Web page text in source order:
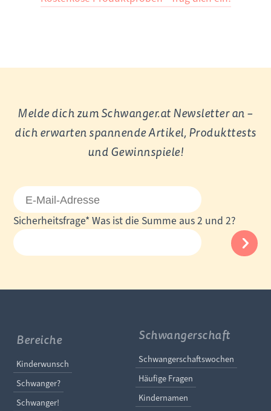
Melde dich zum Schwanger.at Newsletter an –
dich erwarten spannende Artikel, Produkttests
und Gewinnspiele!
E-
Mail-
Adresse
Pflichtfeld
Sicherheitsfrage* Was ist die Summe aus 2 und 2?
Bereiche
Navigation überspringen
Kinderwunsch
Schwanger?
Schwanger!
Schwangerschaft
Navigation
Schwangerschaftswochen
Häufige Fragen
Kindernamen